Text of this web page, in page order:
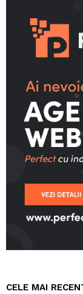
CELE MAI